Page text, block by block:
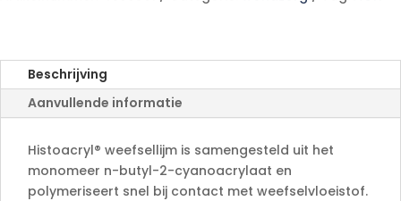
n
a
Beschrijving
Aanvullende informatie
Histoacryl® weefsellijm is samengesteld uit het
monomeer n-butyl-2-cyanoacrylaat en
polymeriseert snel bij contact met weefselvloeistof.